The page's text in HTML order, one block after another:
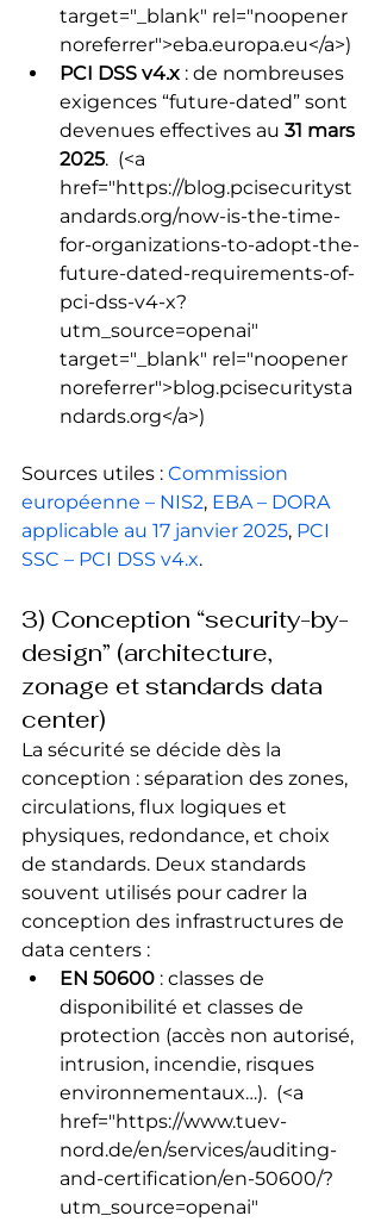
target="_blank" rel="noopener
noreferrer">eba.europa.eu</a>)
PCI DSS v4.x : de nombreuses
exigences “future-dated” sont
devenues effectives au 31 mars
2025. (<a
href="https://blog.pcisecurityst
andards.org/now-is-the-time-
for-organizations-to-adopt-the-
future-dated-requirements-of-
pci-dss-v4-x?
utm_source=openai"
target="_blank" rel="noopener
noreferrer">blog.pcisecuritysta
ndards.org</a>)
Sources utiles : Commission
européenne – NIS2, EBA – DORA
applicable au 17 janvier 2025, PCI
SSC – PCI DSS v4.x.
3) Conception “security-by-
design” (architecture,
zonage et standards data
center)
La sécurité se décide dès la
conception : séparation des zones,
circulations, flux logiques et
physiques, redondance, et choix
de standards. Deux standards
souvent utilisés pour cadrer la
conception des infrastructures de
data centers :
EN 50600 : classes de
disponibilité et classes de
protection (accès non autorisé,
intrusion, incendie, risques
environnementaux…). (<a
href="https://www.tuev-
nord.de/en/services/auditing-
and-certification/en-50600/?
utm_source=openai"